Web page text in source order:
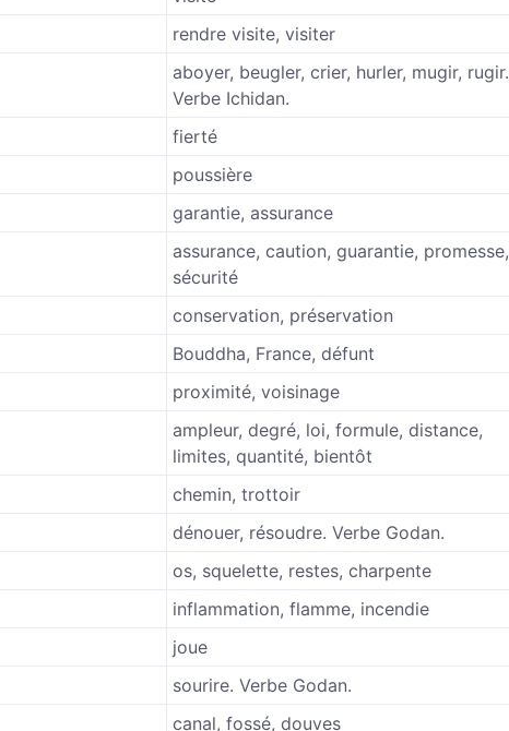
rendre visite, visiter
aboyer, beugler, crier, hurler, mugir, rugir.
Verbe Ichidan.
fierté
poussière
garantie, assurance
assurance, caution, guarantie, promesse,
sécurité
conservation, préservation
Bouddha, France, défunt
proximité, voisinage
ampleur, degré, loi, formule, distance,
limites, quantité, bientôt
chemin, trottoir
dénouer, résoudre. Verbe Godan.
os, squelette, restes, charpente
inflammation, flamme, incendie
joue
sourire. Verbe Godan.
canal, fossé, douves